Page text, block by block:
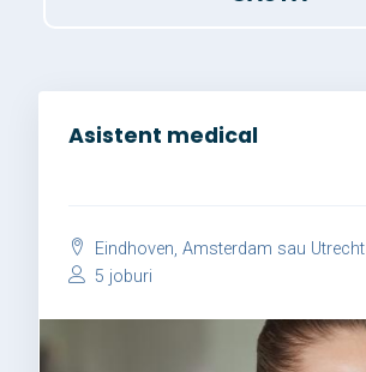
Asistent medical
Eindhoven, Amsterdam sau Utrecht
5 joburi